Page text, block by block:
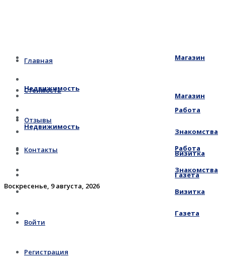
Главная
Стоимость
Отзывы
Контакты
Воскресенье, 9 августа, 2026
Войти
Регистрация
Магазин
Недвижимость
Работа
Знакомства
Визитка
Газета
Магазин
Недвижимость
Работа
Знакомства
Визитка
Газета